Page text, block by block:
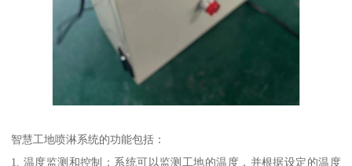
智慧工地喷淋系统的功能包括：
1. 温度监测和控制：系统可以监测工地的温度，并根据设定的温度